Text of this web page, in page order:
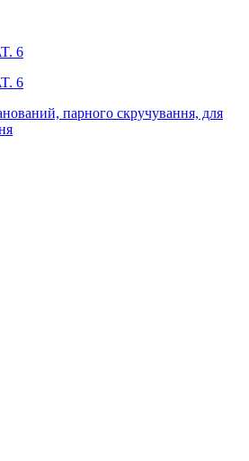
6
6
парного скручування, для